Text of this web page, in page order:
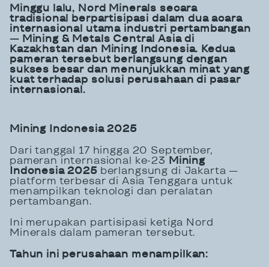
Minggu lalu, Nord Minerals secara
tradisional berpartisipasi dalam dua acara
internasional utama industri pertambangan
— Mining & Metals Central Asia di
Kazakhstan dan Mining Indonesia. Kedua
pameran tersebut berlangsung dengan
sukses besar dan menunjukkan minat yang
kuat terhadap solusi perusahaan di pasar
internasional.
Mining Indonesia 2025
Dari tanggal 17 hingga 20 September,
pameran internasional ke-23Mining
Indonesia 2025berlangsung di Jakarta —
platform terbesar di Asia Tenggara untuk
menampilkan teknologi dan peralatan
pertambangan.
Ini merupakan partisipasi ketiga Nord
Minerals dalam pameran tersebut.
Tahun ini perusahaan menampilkan: